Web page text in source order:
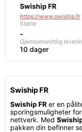
Swiship FR
https://www.swiship.fr
Støtte
-
Gjennomsnittlig
10 dager
Swiship FR
Swiship FR er en
sporingsmuligheter
nettverk. Med
pakken din befinner